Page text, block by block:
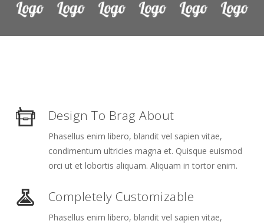
Design To Brag About
Phasellus enim libero, blandit vel sapien vitae,
condimentum ultricies magna et. Quisque euismod
orci ut et lobortis aliquam. Aliquam in tortor enim.
Completely Customizable
Phasellus enim libero, blandit vel sapien vitae,